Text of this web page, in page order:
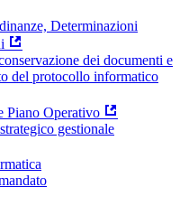
Determinazioni
dei documenti e
del protocollo informatico
Piano Operativo
gestionale